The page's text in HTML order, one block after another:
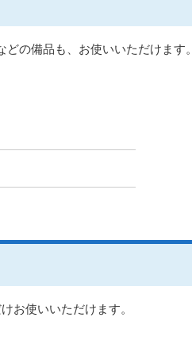
の備品も、お使いいただけます。
お使いいただけます。